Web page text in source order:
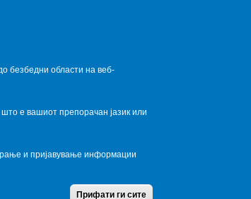
Terms condition Privacy Policy
безбедни области на веб-
е вашиот препорачан јазик или
и пријавување информации
Прифати ги сите